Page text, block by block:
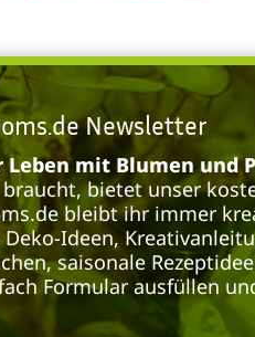
Newsletter
Leben mit Blumen und
bietet unser
bleibt ihr immer
Ideen,
saisonale
Formular ausfüllen